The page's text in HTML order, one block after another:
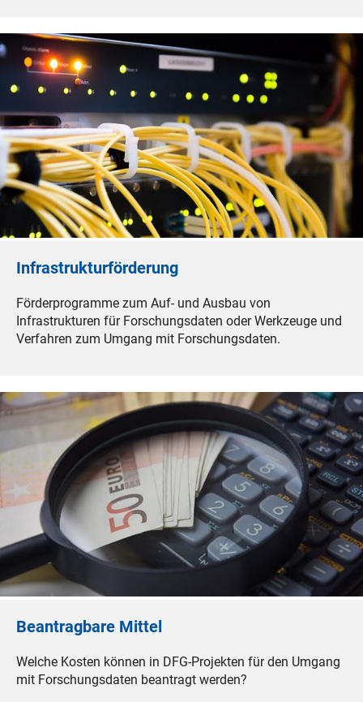
Infrastrukturförderung
Förderprogramme zum Auf- und Ausbau von
Infrastrukturen für Forschungsdaten oder Werkzeuge und
Verfahren zum Umgang mit Forschungsdaten.
Beantragbare Mittel
Welche Kosten können in DFG-Projekten für den Umgang
mit Forschungsdaten beantragt werden?